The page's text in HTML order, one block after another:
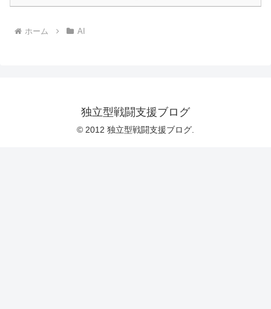
ホーム AI
独立型戦闘支援ブログ
© 2012 独立型戦闘支援ブログ.